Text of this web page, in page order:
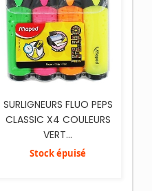
SURLIGNEURS FLUO PEPS
CLASSIC X4 COULEURS
VERT...
Stock épuisé